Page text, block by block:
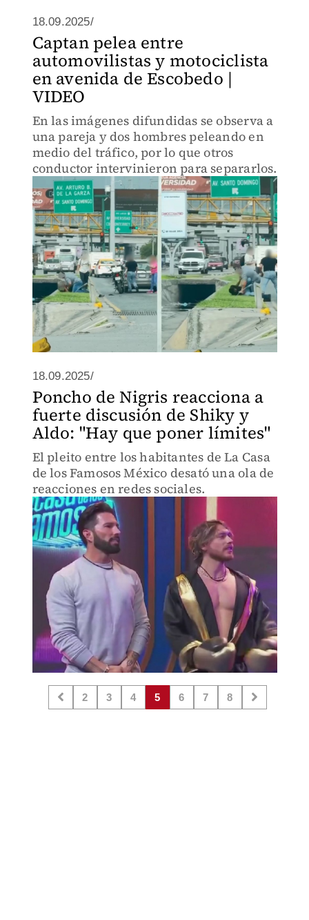
18.09.2025/
Captan pelea entre
automovilistas y motociclista
en avenida de Escobedo |
VIDEO
En las imágenes difundidas se observa a
una pareja y dos hombres peleando en
medio del tráfico, por lo que otros
conductor intervinieron para separarlos.
18.09.2025/
Poncho de Nigris reacciona a
fuerte discusión de Shiky y
Aldo: "Hay que poner límites"
El pleito entre los habitantes de La Casa
de los Famosos México desató una ola de
reacciones en redes sociales.
2 3 4 5 6 7 8